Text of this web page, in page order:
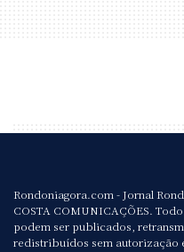
Rondoniagora.com - Jornal
COSTA COMUNICAÇÕES.
podem ser publicados,
redistribuídos sem autorização